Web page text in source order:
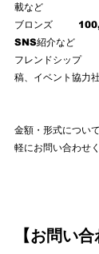
載など
ブロンズ	100,000円	チラシ・パンフ掲載、
SNS紹介など
フレンドシップ	50,000円	SNS感謝投
稿、イベント協力
金額・形式につい
軽にお問い合わせ
【お問い合